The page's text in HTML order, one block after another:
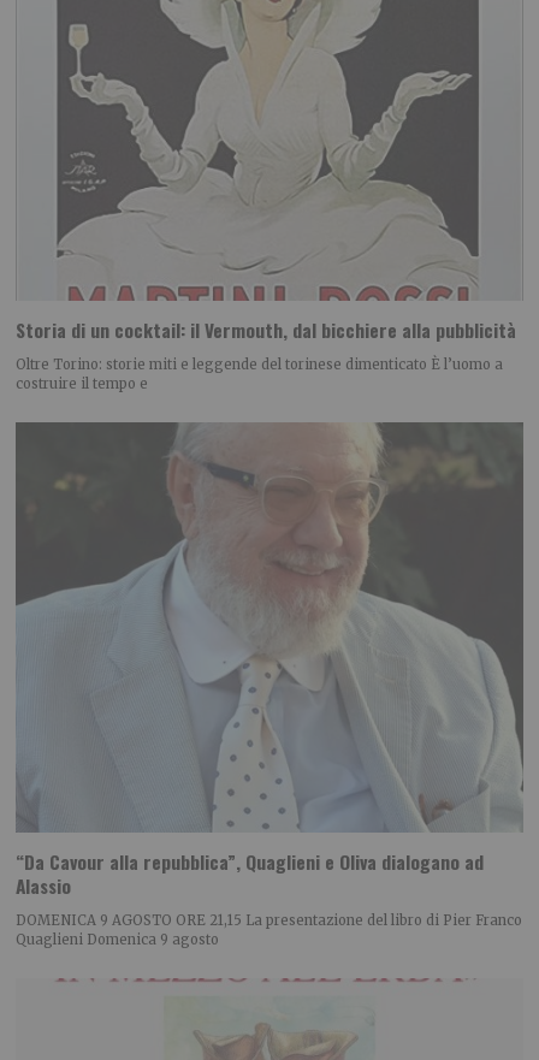
Storia di un cocktail: il Vermouth, dal bicchiere alla pubblicità
Oltre Torino: storie miti e leggende del torinese dimenticato È l’uomo a
costruire il tempo e
“Da Cavour alla repubblica”, Quaglieni e Oliva dialogano ad
Alassio
DOMENICA 9 AGOSTO ORE 21,15 La presentazione del libro di Pier Franco
Quaglieni Domenica 9 agosto